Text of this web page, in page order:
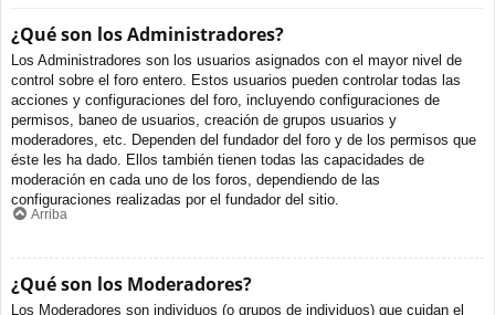
¿Qué son los Administradores?
Los Administradores son los usuarios asignados con el mayor nivel de
control sobre el foro entero. Estos usuarios pueden controlar todas las
acciones y configuraciones del foro, incluyendo configuraciones de
permisos, baneo de usuarios, creación de grupos usuarios y
moderadores, etc. Dependen del fundador del foro y de los permisos que
éste les ha dado. Ellos también tienen todas las capacidades de
moderación en cada uno de los foros, dependiendo de las
configuraciones realizadas por el fundador del sitio.
Arriba
¿Qué son los Moderadores?
Los Moderadores son individuos (o grupos de individuos) que cuidan el